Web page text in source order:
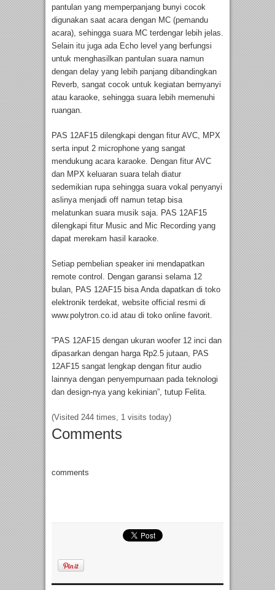
pantulan yang memperpanjang bunyi cocok
digunakan saat acara dengan MC (pemandu
acara), sehingga suara MC terdengar lebih jelas.
Selain itu juga ada Echo level yang berfungsi
untuk menghasilkan pantulan suara namun
dengan delay yang lebih panjang dibandingkan
Reverb, sangat cocok untuk kegiatan bernyanyi
atau karaoke, sehingga suara lebih memenuhi
ruangan.
PAS 12AF15 dilengkapi dengan fitur AVC, MPX
serta input 2 microphone yang sangat
mendukung acara karaoke. Dengan fitur AVC
dan MPX keluaran suara telah diatur
sedemikian rupa sehingga suara vokal penyanyi
aslinya menjadi off namun tetap bisa
melatunkan suara musik saja. PAS 12AF15
dilengkapi fitur Music and Mic Recording yang
dapat merekam hasil karaoke.
Setiap pembelian speaker ini mendapatkan
remote control. Dengan garansi selama 12
bulan, PAS 12AF15 bisa Anda dapatkan di toko
elektronik terdekat, website official resmi di
www.polytron.co.id atau di toko online favorit.
“PAS 12AF15 dengan ukuran woofer 12 inci dan
dipasarkan dengan harga Rp2.5 jutaan, PAS
12AF15 sangat lengkap dengan fitur audio
lainnya dengan penyempurnaan pada teknologi
dan design-nya yang kekinian”, tutup Felita.
(Visited 244 times, 1 visits today)
Comments
comments